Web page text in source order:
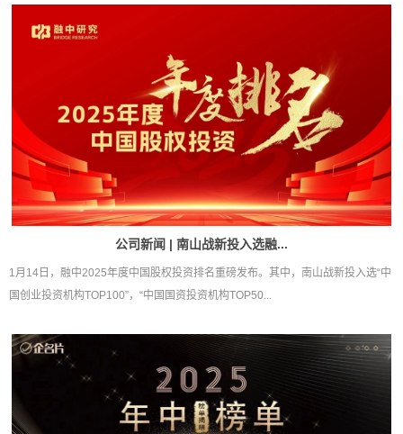
公司新闻 | 南山战新投入选融...
1月14日，融中2025年度中国股权投资排名重磅发布。其中，南山战新投入选“中
国创业投资机构TOP100”，“中国国资投资机构TOP50...